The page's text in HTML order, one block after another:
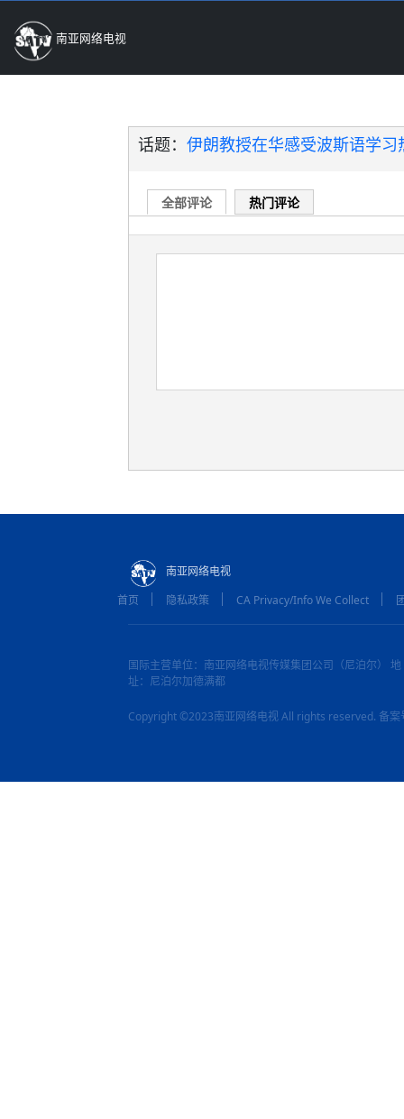
南亚网络电视
话题： 伊朗教授在华感受波斯语学习
全部评论 热门评论
南亚网络电视
首页
隐私政策 CA Privacy/Info We Collect
国际主营单位：南亚网络电视传媒集团公司（尼泊尔） 地
址：尼泊尔加德满都
Copyright ©2023南亚网络电视 All rights reserved. 备